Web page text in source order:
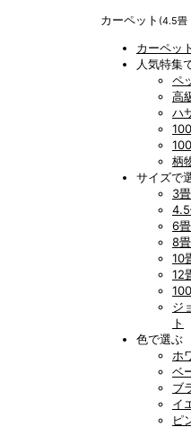
カーペット (4.5畳
カーペッ
人気特集
ペ
高
ハ
柄
サイズで
3畳
6畳
8畳
10
12
ジ
ト
色で選ぶ
ホ
ベ
ブ
イ
ピ